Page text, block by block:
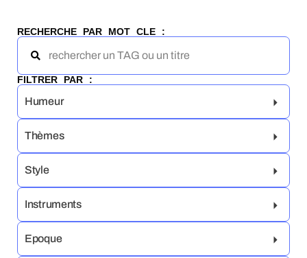
RECHERCHE PAR MOT CLE :
FILTRER PAR :
Humeur
Thèmes
Style
Instruments
Epoque